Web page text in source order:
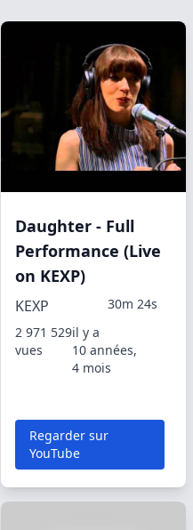
Daughter - Full
Performance (Live
on KEXP)
KEXP
30m 24s
2 971 529
vues
il y a
10 années,
4 mois
Regarder sur
YouTube